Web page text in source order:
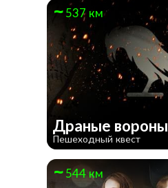
537 км
Драные вороны
Пешеходный квест
544 км